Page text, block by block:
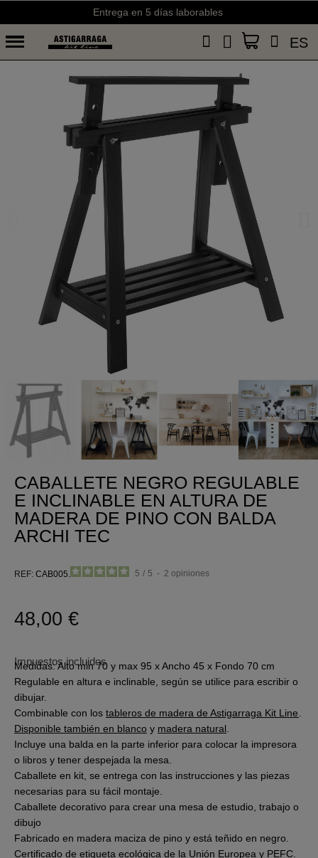
Entrega en 5 días laborables
ES
CABALLETE NEGRO REGULABLE
E INCLINABLE EN ALTURA DE
MADERA DE PINO CON BALDA
ARCHI TEC
REF CAB005.59 5 / 5 - 2 opiniones
48,00 €
Impuestos incluidos
Medidas: Alto min 70 y max 95 x Ancho 45 x Fondo 70 cm
Regulable en altura e inclinable, según se utilice para escribir o
dibujar.
Combinable con los tableros de madera de Astigarraga Kit Line
Disponible también en blanco y madera natural
Incluye una balda en la parte inferior para colocar la impresora
o libros y tener despejada la mesa.
Caballete en kit, se entrega con las instrucciones y las piezas
necesarias para su fácil montaje.
Caballete decorativo para crear una mesa de estudio, trabajo o
dibujo
Fabricado en madera maciza de pino y está teñido en negro.
Certificado de etiqueta ecológica de la Unión Europea y PEFC.